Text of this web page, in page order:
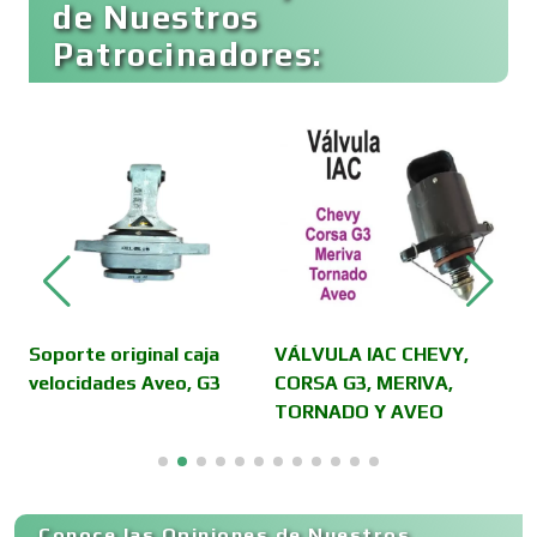
Cafeterías
Cámaras de Comercio
Cancelería de Aluminio
Capacitación
de Nuestros
Patrocinadores:
Soporte original caja
velocidades Aveo, G3
VÁLVULA IAC CHEVY,
CORSA G3, MERIVA,
TORNADO Y AVEO